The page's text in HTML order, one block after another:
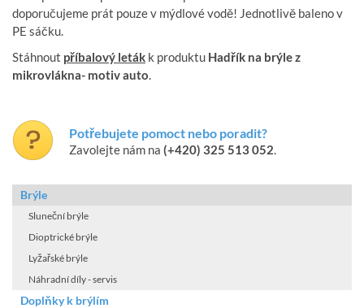
doporučujeme prát pouze v mýdlové vodě! Jednotlivě baleno v
PE sáčku.
Stáhnout příbalový leták k produktu Hadřík na brýle z
mikrovlákna- motiv auto.
Potřebujete pomoct nebo poradit?
Zavolejte nám na (+420) 325 513 052.
Brýle
Sluneční brýle
Dioptrické brýle
Lyžařské brýle
Náhradní díly - servis
Doplňky k brýlím